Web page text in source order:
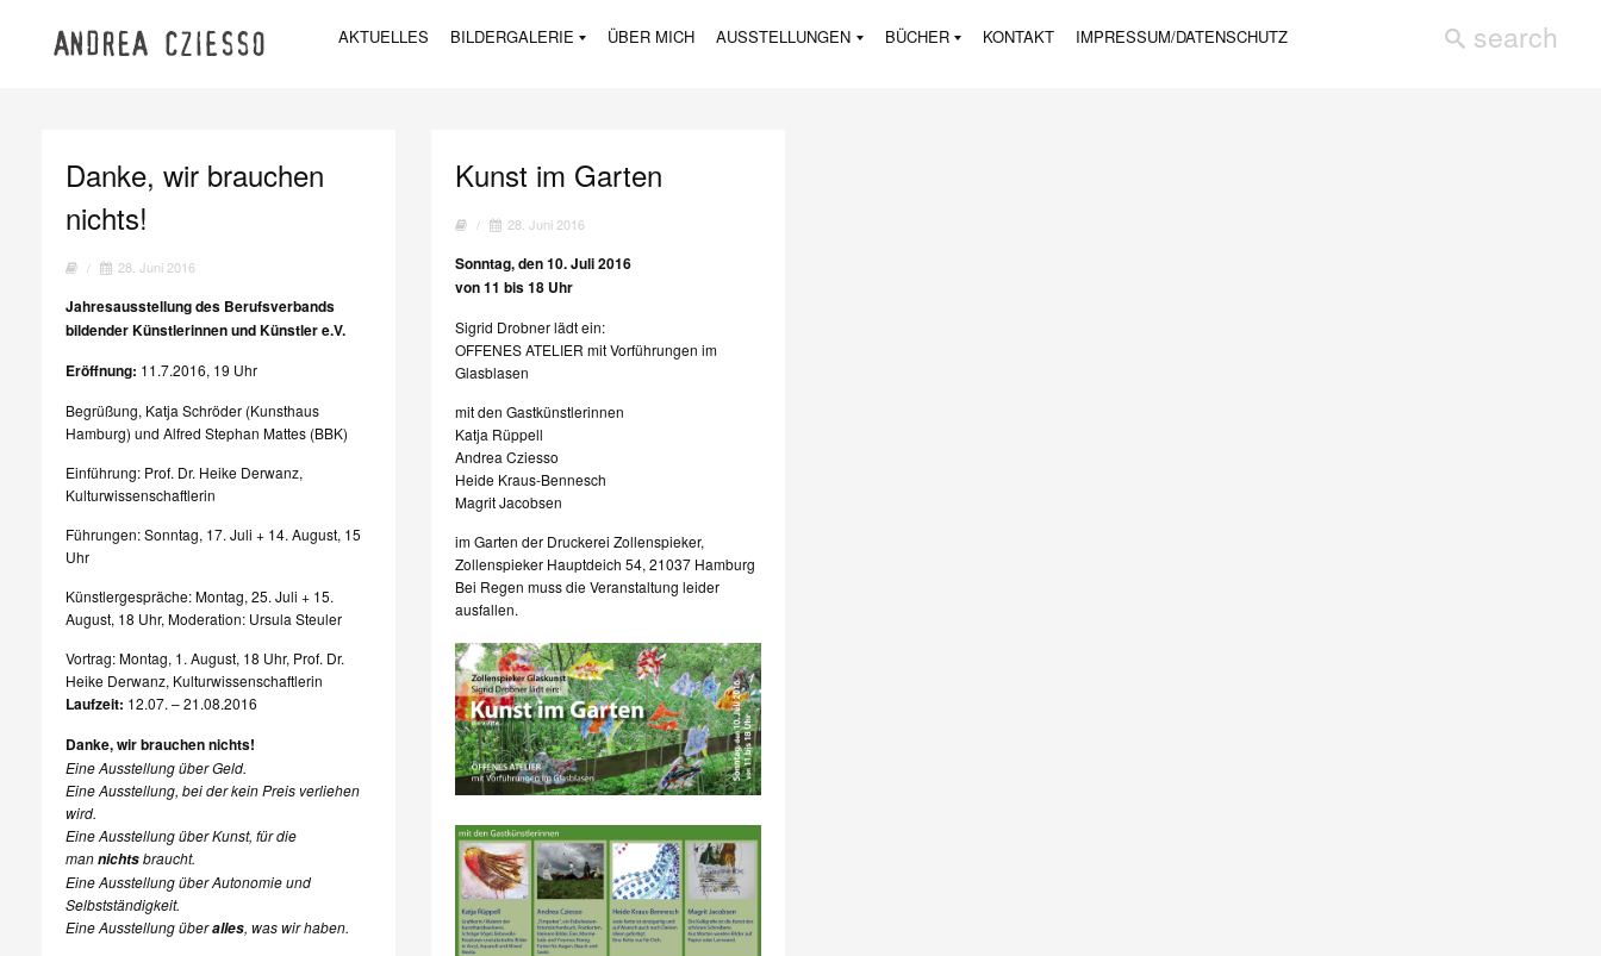
AKTUELLES BILDERGALERIE ÜBER MICH AUSSTELLUNGEN BÜCHER KONTAKT IMPRESSUM/DATENSCHUTZ
Danke, wir brauchen
nichts!
/ 28. Juni 2016
Jahresausstellung des Berufsverbands
bildender Künstlerinnen und Künstler e.V.
Eröffnung: 11.7.2016, 19 Uhr
Begrüßung, Katja Schröder (Kunsthaus
Hamburg) und Alfred Stephan Mattes (BBK)
Einführung: Prof. Dr. Heike Derwanz,
Kulturwissenschaftlerin
Führungen: Sonntag, 17. Juli + 14. August, 15
Uhr
Künstlergespräche: Montag, 25. Juli + 15.
August, 18 Uhr, Moderation: Ursula Steuler
Vortrag: Montag, 1. August, 18 Uhr, Prof. Dr.
Heike Derwanz, Kulturwissenschaftlerin
Laufzeit: 12.07. – 21.08.2016
Danke, wir brauchen nichts!
Eine Ausstellung über Geld.
Eine Ausstellung, bei der kein Preis verliehen
wird.
Eine Ausstellung über Kunst, für die
mannichtsbraucht.
Eine Ausstellung über Autonomie und
Selbstständigkeit.
Eine Ausstellung überalles, was wir haben.
Kunst im Garten
/ 28. Juni 2016
Sonntag, den 10. Juli 2016
von 11 bis 18 Uhr
Sigrid Drobner lädt ein:
OFFENES ATELIER mit Vorführungen im
Glasblasen
mit den Gastkünstlerinnen
Katja Rüppell
Andrea Cziesso
Heide Kraus-Bennesch
Magrit Jacobsen
im Garten der Druckerei Zollenspieker,
Zollenspieker Hauptdeich 54, 21037 Hamburg
Bei Regen muss die Veranstaltung leider
ausfallen.